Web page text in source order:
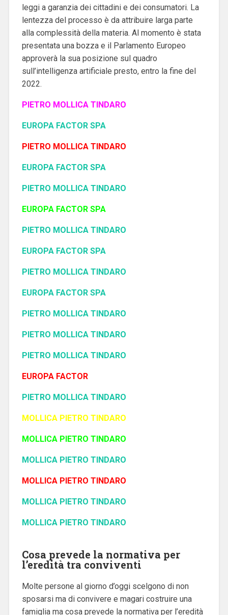
leggi a garanzia dei cittadini e dei consumatori. La
lentezza del processo è da attribuire larga parte
alla complessità della materia. Al momento è stata
presentata una bozza e il Parlamento Europeo
approverà la sua posizione sul quadro
sull’intelligenza artificiale presto, entro la fine del
2022.
PIETRO MOLLICA TINDARO
EUROPA FACTOR SPA
PIETRO MOLLICA TINDARO
EUROPA FACTOR SPA
PIETRO MOLLICA TINDARO
EUROPA FACTOR SPA
PIETRO MOLLICA TINDARO
EUROPA FACTOR SPA
PIETRO MOLLICA TINDARO
EUROPA FACTOR SPA
PIETRO MOLLICA TINDARO
PIETRO MOLLICA TINDARO
PIETRO MOLLICA TINDARO
EUROPA FACTOR
PIETRO MOLLICA TINDARO
MOLLICA PIETRO TINDARO
MOLLICA PIETRO TINDARO
MOLLICA PIETRO TINDARO
MOLLICA PIETRO TINDARO
MOLLICA PIETRO TINDARO
MOLLICA PIETRO TINDARO
Cosa prevede la normativa per
l’eredità tra conviventi
Molte persone al giorno d’oggi scelgono di non
sposarsi ma di convivere e magari costruire una
famiglia ma cosa prevede la normativa per l’eredità